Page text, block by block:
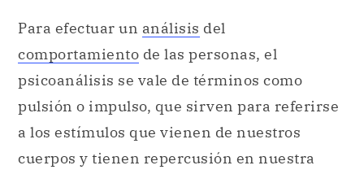
Para efectuar un análisis del
comportamiento de las personas, el
psicoanálisis se vale de términos como
pulsión o impulso, que sirven para referirse
a los estímulos que vienen de nuestros
cuerpos y tienen repercusión en nuestra